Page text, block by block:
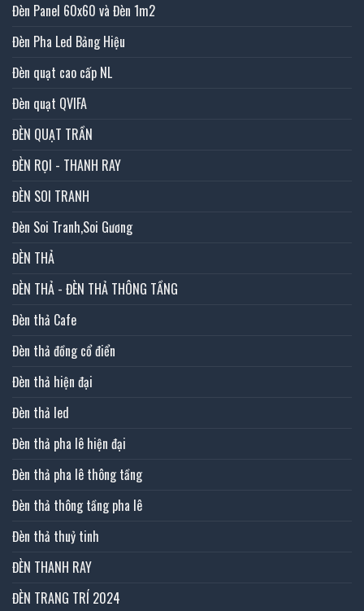
Đèn Panel 60x60 và Đèn 1m2
Đèn Pha Led Bảng Hiệu
Đèn quạt cao cấp NL
Đèn quạt QVIFA
ĐÈN QUẠT TRẦN
ĐÈN RỌI - THANH RAY
ĐÈN SOI TRANH
Đèn Soi Tranh,Soi Gương
ĐÈN THẢ
ĐÈN THẢ - ĐÈN THẢ THÔNG TẦNG
Đèn thả Cafe
Đèn thả đồng cổ điển
Đèn thả hiện đại
Đèn thả led
Đèn thả pha lê hiện đại
Đèn thả pha lê thông tầng
Đèn thả thông tầng pha lê
Đèn thả thuỷ tinh
ĐÈN THANH RAY
ĐÈN TRANG TRÍ 2024